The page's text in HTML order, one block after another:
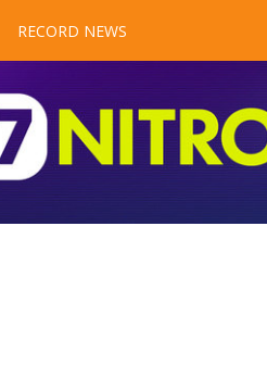
RECORD NEWS